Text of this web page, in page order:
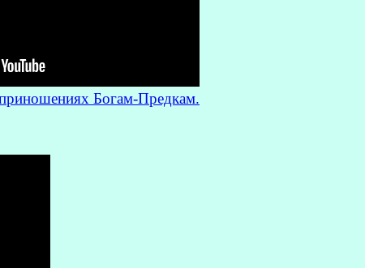
Богам-Предкам.